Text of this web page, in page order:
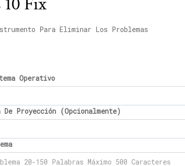
Para Eliminar Los Problemas
Operativo
Proyección (Opcionalmente)